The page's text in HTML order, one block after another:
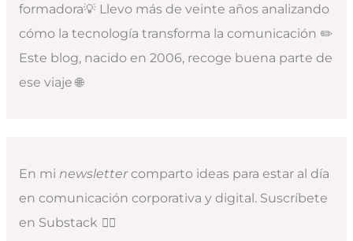
formadora💡 Llevo más de veinte años analizando
cómo la tecnología transforma la comunicación ✏️
Este blog, nacido en 2006, recoge buena parte de
ese viaje 🌐
En mi newslettercomparto ideas para estar al día
en comunicación corporativa y digital. Suscríbete
en Substack 👇🏻